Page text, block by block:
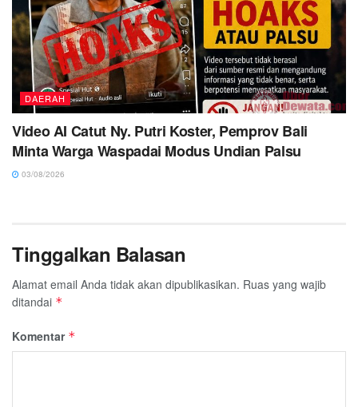
DAERAH
Video AI Catut Ny. Putri Koster, Pemprov Bali
Minta Warga Waspadai Modus Undian Palsu
03/08/2026
Tinggalkan Balasan
Alamat email Anda tidak akan dipublikasikan. Ruas yang wajib
ditandai *
Komentar *